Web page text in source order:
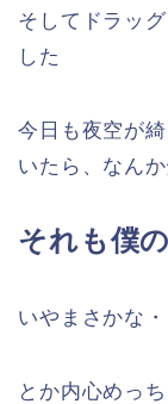
そしてドラッ
した
今日も夜空が
いたら、なん
それも僕
いやまさかな・
とか内心めっ